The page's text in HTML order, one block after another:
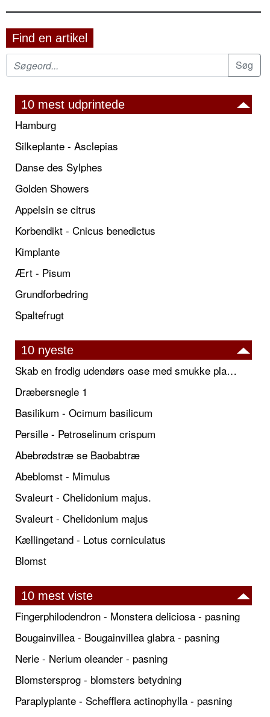
Find en artikel
10 mest udprintede
Hamburg
Silkeplante - Asclepias
Danse des Sylphes
Golden Showers
Appelsin se citrus
Korbendikt - Cnicus benedictus
Kimplante
Ært - Pisum
Grundforbedring
Spaltefrugt
10 nyeste
Skab en frodig udendørs oase med smukke plantekrukker og elegante espalier
Dræbersnegle 1
Basilikum - Ocimum basilicum
Persille - Petroselinum crispum
Abebrødstræ se Baobabtræ
Abeblomst - Mimulus
Svaleurt - Chelidonium majus.
Svaleurt - Chelidonium majus
Kællingetand - Lotus corniculatus
Blomst
10 mest viste
Fingerphilodendron - Monstera deliciosa - pasning
Bougainvillea - Bougainvillea glabra - pasning
Nerie - Nerium oleander - pasning
Blomstersprog - blomsters betydning
Paraplyplante - Schefflera actinophylla - pasning